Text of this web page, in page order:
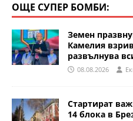
ОЩЕ СУПЕР БОМБИ:
Земен
Камелия
развълнува
08.08.2026
Стартират
14 блока в